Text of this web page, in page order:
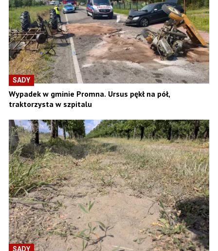
SADY
Wypadek w gminie Promna. Ursus pękł na pół,
traktorzysta w szpitalu
SADY